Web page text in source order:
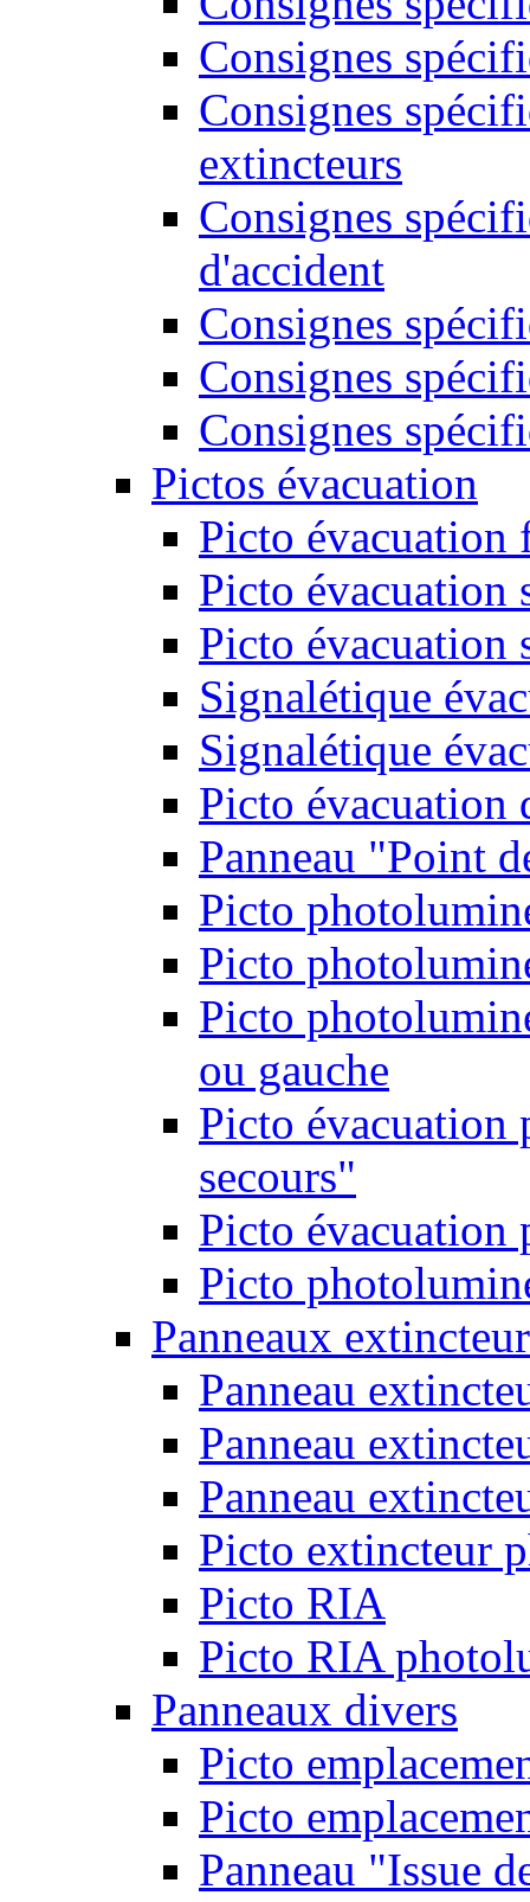
Consignes
Consignes
extincteurs
Consignes
d'accident
Consignes
Consignes
Consignes
Pictos évacuation
Picto évacuation
Picto évacuation
Picto évacuation
Signalétique
Signalétique
Picto évacuation
Panneau "Point
Picto
Picto
Picto
ou gauche
Picto évacuation
secours"
Picto évacuation
Picto
Panneaux
Panneau
Panneau
Panneau
Picto extincteur
Picto RIA
Picto RIA
Panneaux divers
Picto
Picto
Panneau "Issue